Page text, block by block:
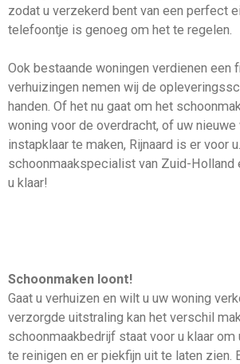
zodat u verzekerd bent van een perfect
telefoontje is genoeg om het te regelen.
Ook bestaande woningen verdienen een
verhuizingen nemen wij de
handen. Of het nu gaat om het
woning voor de overdracht, of uw
instapklaar te maken, Rijnaard is er voor
schoonmaakspecialist van Zuid-Holland
u klaar!
Schoonmaken loont!
Gaat u verhuizen en wilt u uw woning
verzorgde uitstraling kan het verschil
schoonmaakbedrijf staat voor u klaar om
te reinigen en er piekfijn uit te laten zien.